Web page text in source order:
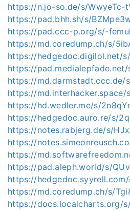
https://n.jo-so.de/s/WwyeTc-
https://pad.bhh.sh/s/
https://pad.ccc-p.org/s/-
https://md.coredump.ch/s/
https://hedgedoc.digilol.net/s/
https://pad.medialepfade.net/
https://md.darmstadt.ccc.de/
https://md.interhacker.space/
https://hd.wedler.me/s/
https://hedgedoc.auro.re/s/
https://notes.rabjerg.de/s/
https://
https://
https://pad.aleph.world/s/
https://
https://md.coredump.ch/s/
https://docs.localcharts.org/